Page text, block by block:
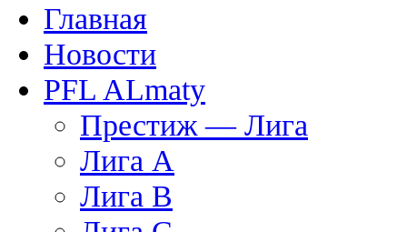
Главная
Новости
PFL ALmaty
Престиж — Лига
Лига А
Лига В